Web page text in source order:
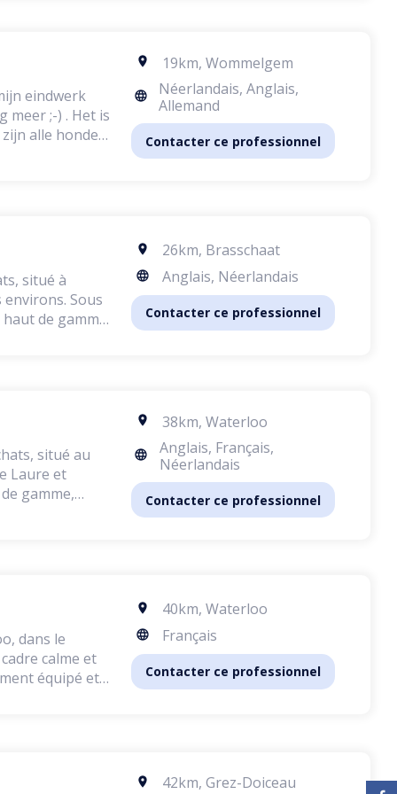
eindwerk
meer ;-) . Het is
alle honden
19km, Wommelgem
Néerlandais, Anglais,
Allemand
Contacter ce professionnel
situé à
Sous
de gamme,
trimming
des
le
naturels,
26km, Brasschaat
Anglais, Néerlandais
Contacter ce professionnel
situé au
gamme,
la coupe des
est de
des produits
de
38km, Waterloo
Anglais, Français,
Néerlandais
Contacter ce professionnel
dans le
calme et
équipé et
40km, Waterloo
Français
Contacter ce professionnel
42km, Grez-Doiceau